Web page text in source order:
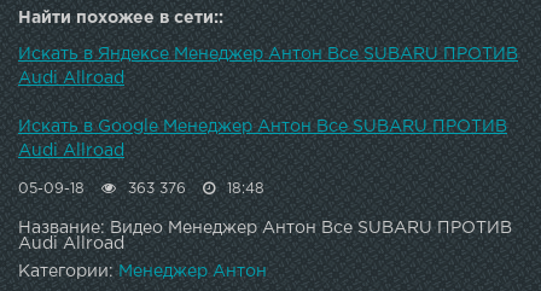
Найти похожее в сети::
Искать в Яндексе Менеджер Антон Все SUBARU ПРОТИВ
Audi Allroad
Искать в Google Менеджер Антон Все SUBARU ПРОТИВ
Audi Allroad
05-09-18 363 376 18:48
Название: Видео Менеджер Антон Все SUBARU ПРОТИВ
Audi Allroad
Категории: Менеджер Антон